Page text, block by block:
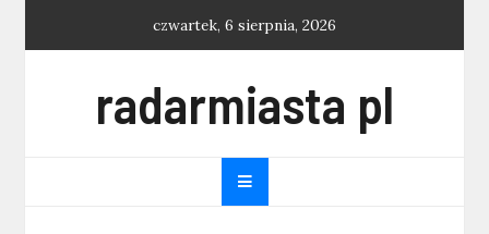
czwartek, 6 sierpnia, 2026
radarmiasta pl